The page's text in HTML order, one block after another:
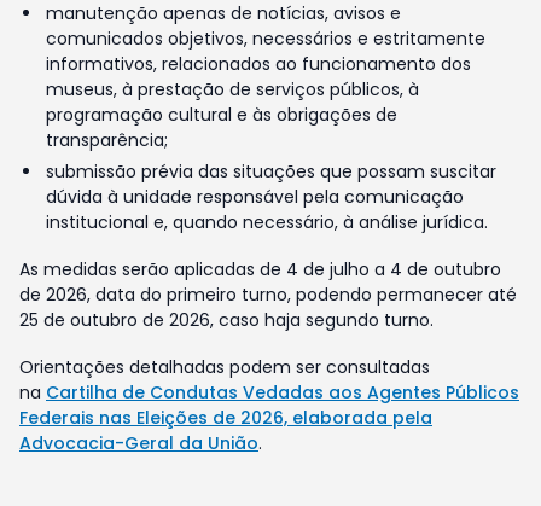
manutenção apenas de notícias, avisos e
comunicados objetivos, necessários e estritamente
informativos, relacionados ao funcionamento dos
museus, à prestação de serviços públicos, à
programação cultural e às obrigações de
transparência;
submissão prévia das situações que possam suscitar
dúvida à unidade responsável pela comunicação
institucional e, quando necessário, à análise jurídica.
As medidas serão aplicadas de 4 de julho a 4 de outubro
de 2026, data do primeiro turno, podendo permanecer até
25 de outubro de 2026, caso haja segundo turno.
Orientações detalhadas podem ser consultadas
na Cartilha de Condutas Vedadas aos Agentes Públicos
Federais nas Eleições de 2026, elaborada pela
Advocacia-Geral da União.